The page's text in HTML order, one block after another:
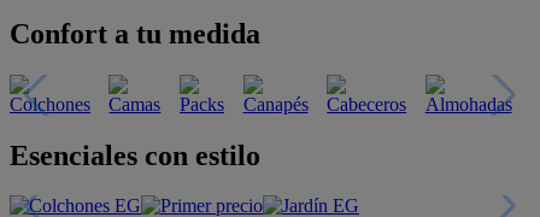
Confort a tu medida
Esenciales con estilo